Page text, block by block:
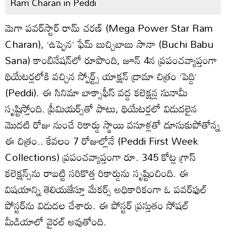
మెగా పవర్‌స్టార్ రామ్ చరణ్ (Mega Power Star Ram
Charan), ‘ఉప్పెన’ ఫేమ్ బుచ్చిబాబు సానా (Buchi Babu
Sana) కాంబినేషన్‌లో రూపొంది, జూన్ 4న ప్రపంచవ్యాప్తంగా
థియేటర్లలోకి వచ్చిన స్పోర్ట్స్ యాక్షన్ డ్రామా చిత్రం ‘పెద్ది’
(Peddi). ఈ సినిమా బాక్సాఫీస్ వద్ద కలెక్షన్ల సునామీ
సృష్టిస్తోంది. ప్రీమియర్స్‌తో పాటు, థియేటర్లలో విడుదలైన
మొదటి రోజు నుంచే రికార్డు స్థాయి వసూళ్లతో దూసుకుపోతోన్న
ఈ చిత్రం.. కేవలం 7 రోజుల్లోనే (Peddi First Week
Collections) ప్రపంచవ్యాప్తంగా రూ. 345 కోట్ల గ్రాస్
కలెక్షన్స్‌ను రాబట్టి సరికొత్త రికార్డును సృష్టించింది. ఈ
విషయాన్ని తెలియజేస్తూ మేకర్స్ అధికారికంగా ఓ పవర్‌ఫుల్
పోస్టర్‌ను విడుదల చేశారు. ఈ పోస్టర్ ప్రస్తుతం సోషల్
మీడియాలో వైరల్ అవుతోంది.